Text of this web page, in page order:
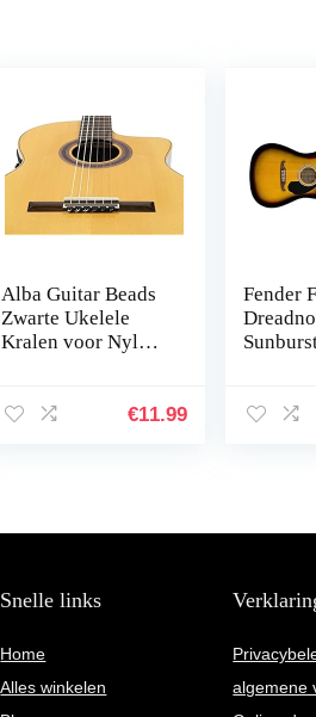
Alba Guitar Beads
Zwarte Ukelele
Kralen voor Nylon
€11.99
Fender
Snelle links
Home
Alles winkelen
algemene